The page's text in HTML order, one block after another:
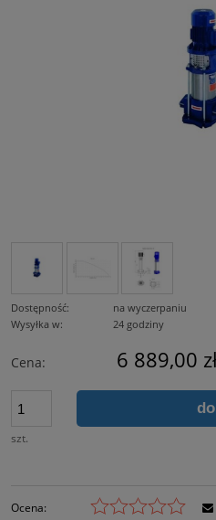
Dostępność:
na wyczerpaniu
Wysyłka w:
24 godziny
Cena: 6 889,00
szt.
Ocena: